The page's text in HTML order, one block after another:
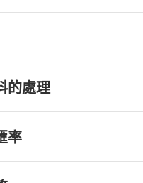
的處理
率